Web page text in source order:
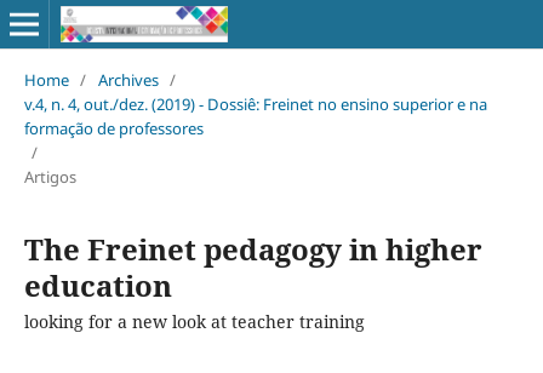
Home / Archives /
v.4, n. 4, out./dez. (2019) - Dossiê: Freinet no ensino superior e na
formação de professores
/
Artigos
The Freinet pedagogy in higher
education
looking for a new look at teacher training